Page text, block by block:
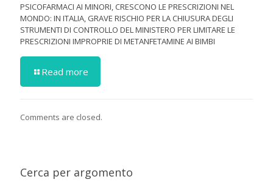
PSICOFARMACI AI MINORI, CRESCONO LE PRESCRIZIONI NEL
MONDO: IN ITALIA, GRAVE RISCHIO PER LA CHIUSURA DEGLI
STRUMENTI DI CONTROLLO DEL MINISTERO PER LIMITARE LE
PRESCRIZIONI IMPROPRIE DI METANFETAMINE AI BIMBI
Read more
Comments are closed.
Cerca per argomento